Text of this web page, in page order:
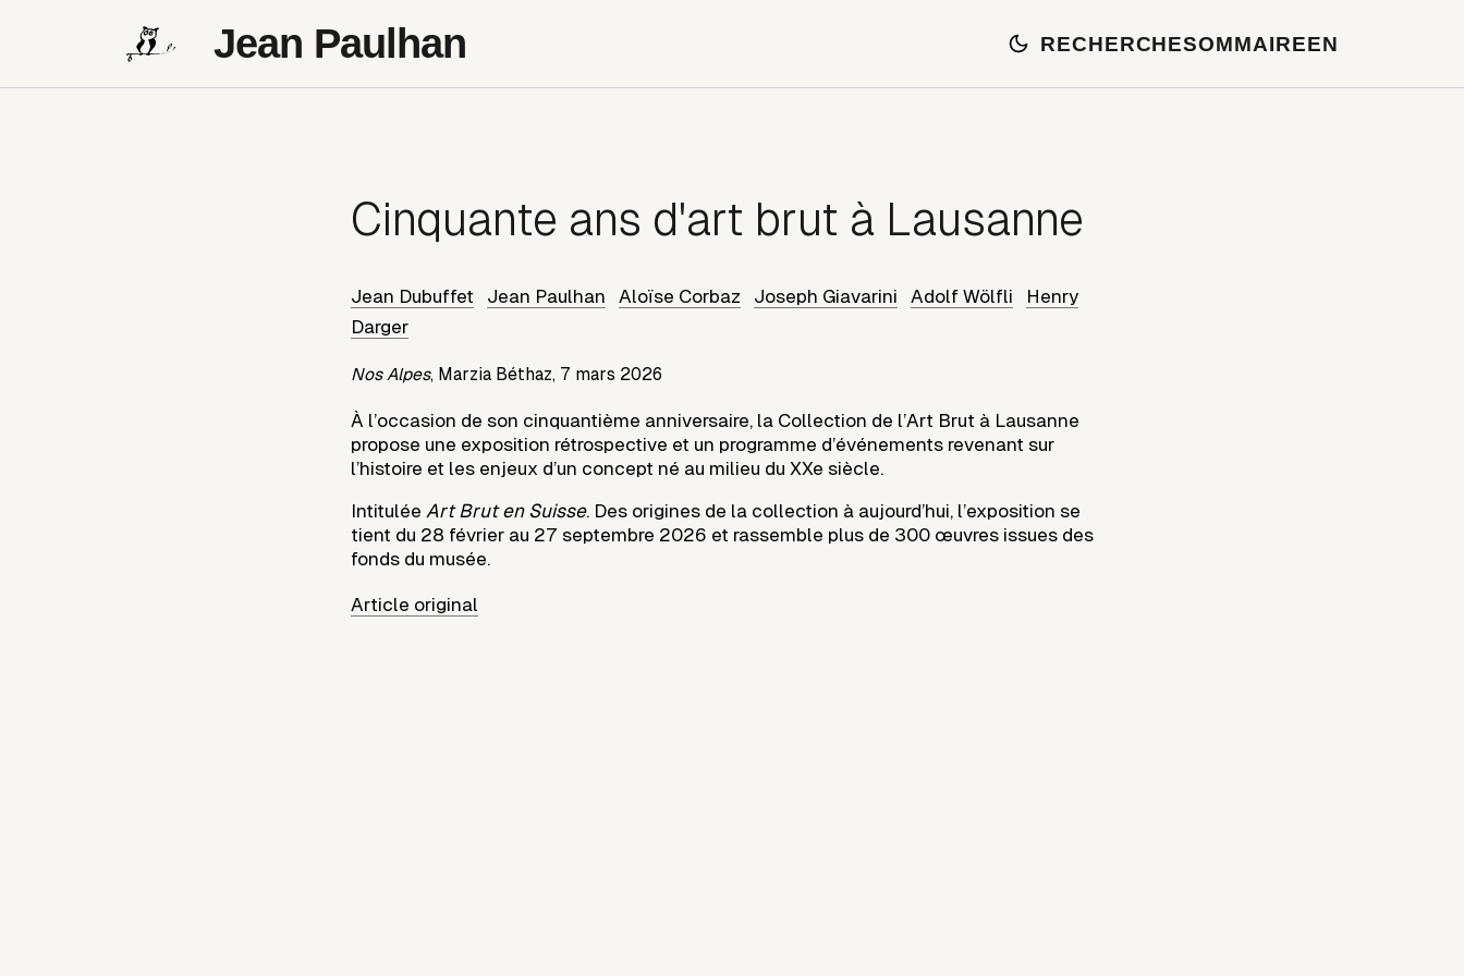
Jean Paulhan RECHERCHESOMMAIREEN
Cinquante ans d'art brut à Lausanne
Jean Dubuffet Jean Paulhan Aloïse Corbaz Joseph Giavarini Adolf Wölfli
Henry
Darger
Nos Alpes, Marzia Béthaz, 7 mars 2026
À l’occasion de son cinquantième anniversaire, la Collection de l’Art Brut à Lausanne
propose une exposition rétrospective et un programme d’événements revenant sur
l’histoire et les enjeux d’un concept né au milieu du XXe siècle.
Intitulée Art Brut en Suisse. Des origines de la collection à aujourd’hui, l’exposition se
tient du 28 février au 27 septembre 2026 et rassemble plus de 300 œuvres issues des
fonds du musée.
Article original